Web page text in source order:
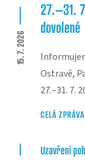
15. 7. 2026
27.–31.
dovolené
Ostravě,
27.–31. 7.
CELÁ ZPRÁVA
Uzavření